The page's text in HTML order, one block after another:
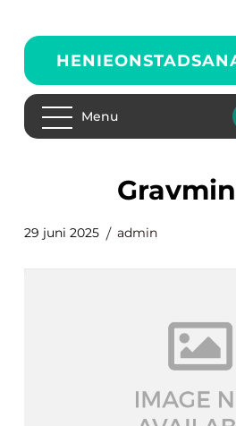
Menu
29 juni 2025 admin